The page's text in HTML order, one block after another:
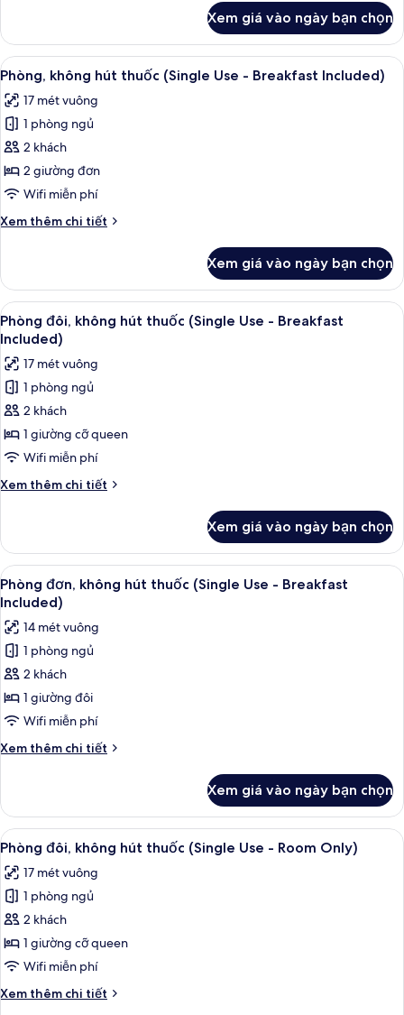
thuốc
(Single
Use
-
Breakfast
Included)
Phòng
giường
Superior,
không
hút
thuốc
(Single
Use
Breakfast
Xem giá vào ngày bạn chọn
Xem
tất
cả
ảnh
Phòng,
không
hút
(Single
Breakfast
Included)
Chăn bông, két bảo mật tại phòng,
5
Phòng, không hút thuốc (Single Use - Breakfast Included)
17 mét vuông
1 phòng ngủ
2 khách
2 giường đơn
Wifi miễn phí
Xem thêm chi tiết
Chi
Phòng,
không
hút
thuốc
Use
Breakfast
Included)
Xem giá vào ngày bạn chọn
Xem
tất
cả
ảnh
Phòng
đôi,
không
hút
thuốc
(Single
-
Breakfast
Included)
Chăn bông, két bảo mật tại phòng,
5
Phòng đôi, không hút thuốc (Single Use - Breakfast
Included)
17 mét vuông
1 phòng ngủ
2 khách
1 giường cỡ queen
Wifi miễn phí
Xem thêm chi tiết
Chi
Phòng
đôi,
không
hút
(Single
Use
Breakfast
Included)
Xem giá vào ngày bạn chọn
Xem
tất
cả
ảnh
Phòng
đơn,
không
hút
thuốc
(Single
-
Breakfast
Included)
Chăn bông, két bảo mật tại phòng,
5
Phòng đơn, không hút thuốc (Single Use - Breakfast
Included)
14 mét vuông
1 phòng ngủ
2 khách
1 giường đôi
Wifi miễn phí
Xem thêm chi tiết
Chi
Phòng
đơn,
không
thuốc
(Single
Use
-
Breakfast
Included)
Xem giá vào ngày bạn chọn
Xem
tất
cả
ảnh
Phòng
đôi,
không
thuốc
Chăn bông, két bảo mật tại phòng,
5
Phòng đôi, không hút thuốc (Single Use - Room Only)
17 mét vuông
1 phòng ngủ
2 khách
1 giường cỡ queen
Wifi miễn phí
Xem thêm chi tiết
Chi